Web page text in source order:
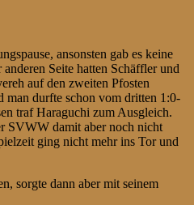
ansonsten gab es keine
Seite hatten Schäffler und
auf den zweiten Pfosten
man durfte schon vom dritten 1:0-
traf Haraguchi zum Ausgleich.
SVWW damit aber noch nicht
ging nicht mehr ins Tor und
sorgte dann aber mit seinem